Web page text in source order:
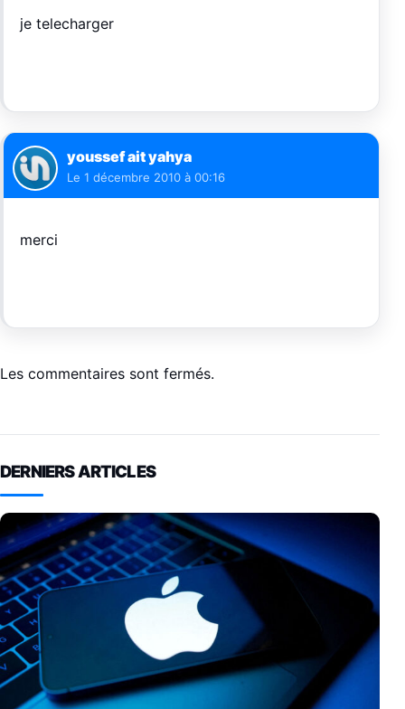
je telecharger
youssef ait yahya
Le 1 décembre 2010 à 00:16
merci
Les commentaires sont fermés.
DERNIERS ARTICLES